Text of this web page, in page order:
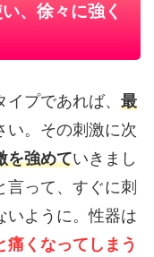
、徐々に強く
プであれば、 最
い。その刺激に次
を強めていきまし
言って、すぐに刺
いように。性器は
痛くなってしまう